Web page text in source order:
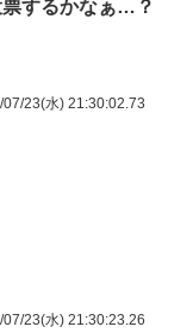
するかなぁ…？
23(水) 21:30:02.73
23(水) 21:30:23.26